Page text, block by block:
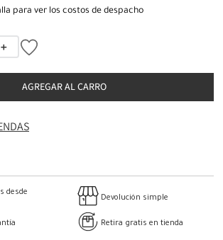
para ver los costos de despacho
＋
AGREGAR AL CARRO
desde
Devolución simple
Retira gratis en tienda